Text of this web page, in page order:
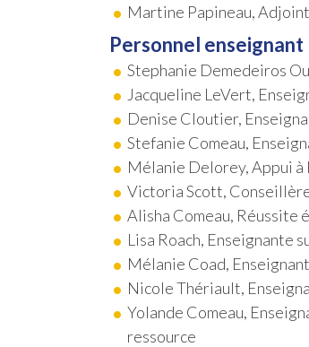
Martine Papineau,
Personnel enseignant
Stephanie Demedeiros
Jacqueline LeVert,
Denise Cloutier,
Stefanie Comeau,
Mélanie Delorey, Appui
Victoria Scott,
Alisha Comeau, Réussite
Lisa Roach, Enseignante
Mélanie Coad,
Nicole Thériault,
Yolande Comeau,
ressource